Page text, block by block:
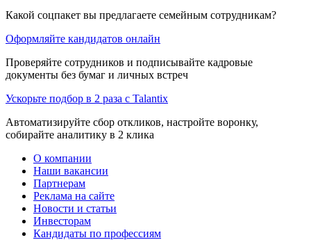
Какой соцпакет вы предлагаете семейным сотрудникам?
Оформляйте кандидатов онлайн
Проверяйте сотрудников и подписывайте кадровые
документы без бумаг и личных встреч
Ускорьте подбор в 2 раза с Talantix
Автоматизируйте сбор откликов, настройте воронку,
собирайте аналитику в 2 клика
О компании
Наши вакансии
Партнерам
Реклама на сайте
Новости и статьи
Инвесторам
Кандидаты по профессиям